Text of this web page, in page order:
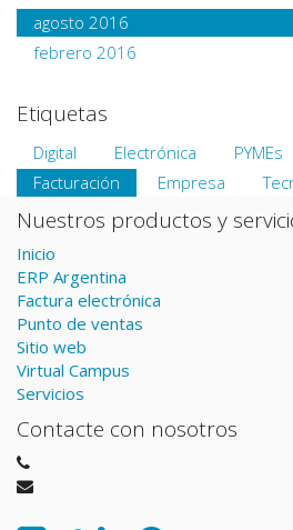
agosto 2016
febrero 2016
Etiquetas
Digital Electrónica PYMEs
Facturación
Empresa
Nuestros productos y
Inicio
ERP Argentina
Factura electrónica
Punto de ventas
Sitio web
Virtual Campus
Servicios
Contacte con nosotros